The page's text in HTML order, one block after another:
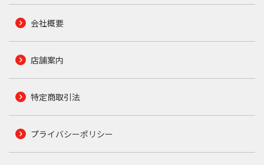
会社概要
店舗案内
特定商取引法
プライバシーポリシー